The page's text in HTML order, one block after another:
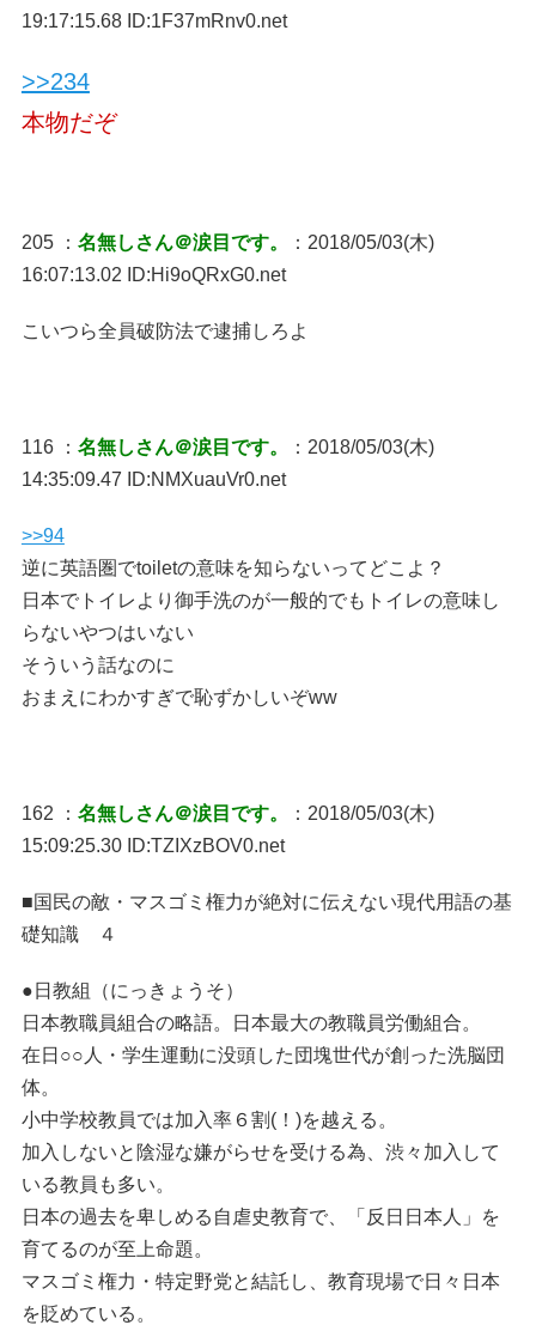
19:17:15.68 ID:1F37mRnv0.net
>>234
本物だぞ
205 ： 名無しさん＠涙目です。
：2018/05/03(木)
16:07:13.02 ID:Hi9oQRxG0.net
こいつら全員破防法で逮捕しろよ
116 ： 名無しさん＠涙目です。
：2018/05/03(木)
14:35:09.47 ID:NMXuauVr0.net
>>94
逆に英語圏でtoiletの意味を知らないってどこよ？
日本でトイレより御手洗のが一般的でもトイレの意味し
らないやつはいない
そういう話なのに
おまえにわかすぎで恥ずかしいぞww
162 ： 名無しさん＠涙目です。
：2018/05/03(木)
15:09:25.30 ID:TZIXzBOV0.net
■国民の敵・マスゴミ権力が絶対に伝えない現代用語の基
礎知識 ４
●日教組（にっきょうそ）
日本教職員組合の略語。日本最大の教職員労働組合。
在日○○人・学生運動に没頭した団塊世代が創った洗脳団
体。
小中学校教員では加入率６割(！)を越える。
加入しないと陰湿な嫌がらせを受ける為、渋々加入して
いる教員も多い。
日本の過去を卑しめる自虐史教育で、「反日日本人」を
育てるのが至上命題。
マスゴミ権力・特定野党と結託し、教育現場で日々日本
を貶めている。